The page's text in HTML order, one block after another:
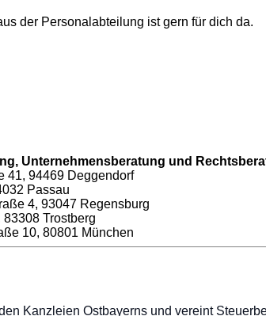
der Personalabteilung ist gern für dich da.
Unternehmensberatung und
41, 94469 Deggendorf
Passau
4, 93047 Regensburg
Trostberg
10, 80801 München
Kanzleien Ostbayerns und vereint